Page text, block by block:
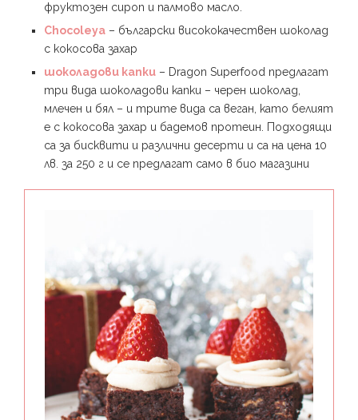
фруктозен сироп и палмово масло.
Chocoleya – български висококачествен шоколад
с кокосова захар
шоколадови капки – Dragon Superfood предлагат
три вида шоколадови капки – черен шоколад,
млечен и бял – и трите вида са веган, като белият
е с кокосова захар и бадемов протеин. Подходящи
са за бисквити и различни десерти и са на цена 10
лв. за 250 г и се предлагат само в био магазини